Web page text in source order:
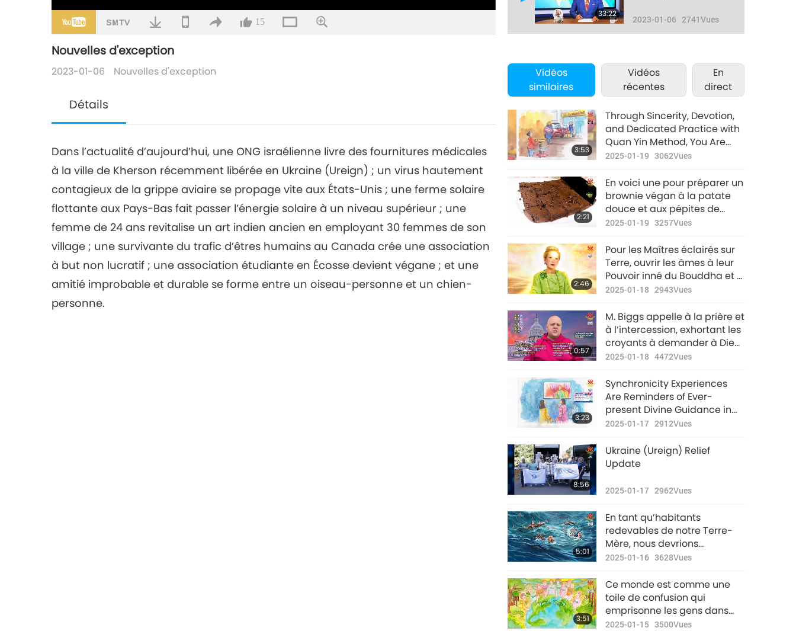
15
Nouvelles d'exception
2023-01-06 Nouvelles d'exception
Détails
Dans l’actualité d’aujourd’hui, une ONG israélienne livre des fournitures médicales
à la ville de Kherson récemment libérée en Ukraine (Ureign) ; un virus hautement
contagieux de la grippe aviaire se propage vite aux États-Unis ; une ferme solaire
flottante aux Pays-Bas fait passer l’énergie solaire à un niveau supérieur ; une
femme de 24 ans revitalise un art indien ancien en employant 30 femmes de son
village ; une survivante du trafic d’êtres humains au Canada crée une association
à but non lucratif ; une association étudiante en Écosse devient végane ; et une
amitié improbable et durable se forme entre un oiseau-personne et un chien-
personne.
33:22
2023-01-06 2741Vues
7
2023-01-07 Vues
8
35:38
Nouvelles
d'exception
2023-01-082653
9
32:55
Nouvelles
d'exception
2023-01-092665
10
34:31
Nouvelles
d'exception
2023-01-102705
11
35:20
Nouvelles
d'exception
2023-01-112828
12
35:41
Nouvelles
d'exception
2023-01-122720
13
Nouvelles
d'exception
2023-01-132576
14
34:46
Nouvelles
d'exception
2023-01-142743
15
35:24
Nouvelles
d'exception
2023-01-152604
Vidéos
similaires
Vidéos
récentes
En
direct
3:53
Through Sincerity, Devotion,
and Dedicated Practice with
Quan Yin Method, You Are
Able to Follow Divine
Accustomed to Experiencing
Many Miracles
2025-01-19 3062Vues
2:21
En voici une pour préparer un
brownie végan à la patate
douce et aux pépites de
chocolat au tahini.
2025-01-19 3257Vues
2:46
Pour les Maîtres éclairés sur
Terre, ouvrir les âmes à leur
Pouvoir inné du Bouddha et à
leur Maître intérieur est la
2025-01-18 2943Vues
0:57
M. Biggs appelle à la prière et
à l’intercession, exhortant les
croyants à demander à Dieu
de protéger les grandes
propriétés du Président
Trump.
2025-01-18 4472Vues
3:23
Synchronicity Experiences
Are Reminders of Ever-
present Divine Guidance in
Our Lives
2025-01-17 2912Vues
8:56
Ukraine (Ureign) Relief
Update
2025-01-17 2962Vues
5:01
En tant qu’habitants
redevables de notre Terre-
Mère, nous devrions
préserver ce qui nous a été
catastrophe.
2025-01-16 3628Vues
3:51
Ce monde est comme une
toile de confusion qui
emprisonne les gens dans
leur esprit, toujours en quête
2025-01-15 3500Vues